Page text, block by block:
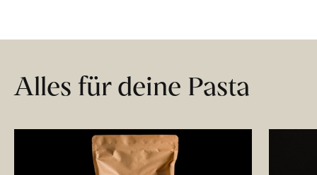
Alles für deine Pasta